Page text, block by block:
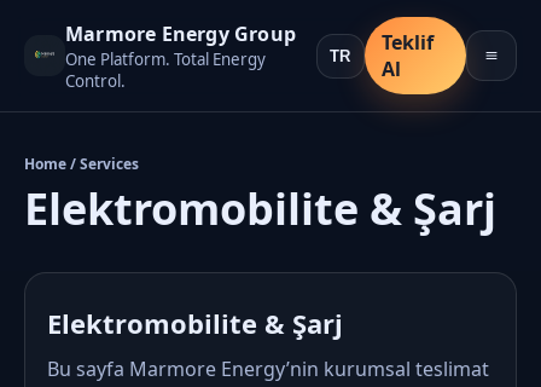
Marmore Energy Group
One Platform. Total Energy
Control.
Teklif
Al
Home / Services
Elektromobilite & Şarj
Elektromobilite & Şarj
Bu sayfa Marmore Energy’nin kurumsal teslimat